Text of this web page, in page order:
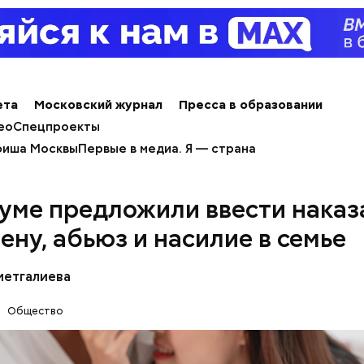
Московский журнал
Пресса в образовании
Спецпроекты
МосквыПервые в медиа. Я — страна
предложили ввести
абьюз и насилие в семье
Общество
много сахара, который представлен
— это хорошо, потому что дает энергию.
сладкими дынями не нужно сильно увлекаться,
с сахарным диабетом и лишним весом, —
доктор.